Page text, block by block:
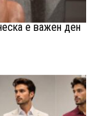
е важен ден